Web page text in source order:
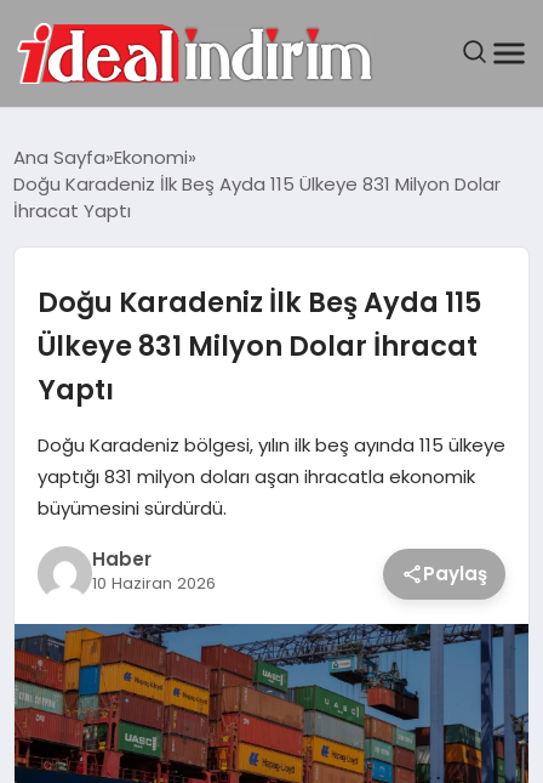
BILGISAYAR
SEYAHAT
TEKNOLOJI
YAŞAM
Ana Sayfa Ekonomi
Doğu Karadeniz İlk Beş Ayda 115 Ülkeye 831 Milyon Dolar
İhracat Yaptı
Doğu Karadeniz İlk Beş Ayda 115
Ülkeye 831 Milyon Dolar İhracat
Yaptı
Doğu Karadeniz bölgesi, yılın ilk beş ayında 115 ülkeye
yaptığı 831 milyon doları aşan ihracatla ekonomik
büyümesini sürdürdü.
Haber
10 Haziran 2026 Paylaş